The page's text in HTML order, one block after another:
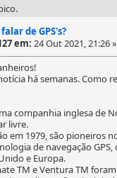
de GPS's?
em: 24 Out 2021, 21:26 »
há semanas. Como
companhia inglesa de
livre.
em 1979, são pioneiros
de navegação
e Europa.
TM e Ventura TM